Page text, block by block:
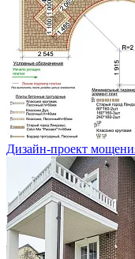
Дизайн-проект